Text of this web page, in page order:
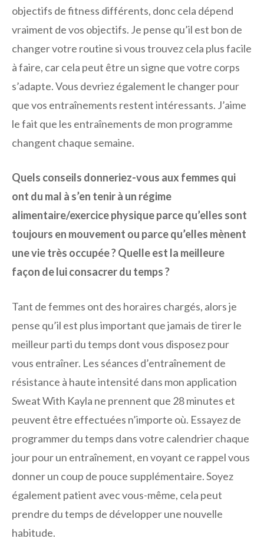
objectifs de fitness différents, donc cela dépend
vraiment de vos objectifs. Je pense qu’il est bon de
changer votre routine si vous trouvez cela plus facile
à faire, car cela peut être un signe que votre corps
s’adapte. Vous devriez également le changer pour
que vos entraînements restent intéressants. J’aime
le fait que les entraînements de mon programme
changent chaque semaine.
Quels conseils donneriez-vous aux femmes qui
ont du mal à s’en tenir à un régime
alimentaire/exercice physique parce qu’elles sont
toujours en mouvement ou parce qu’elles mènent
une vie très occupée ? Quelle est la meilleure
façon de lui consacrer du temps ?
Tant de femmes ont des horaires chargés, alors je
pense qu’il est plus important que jamais de tirer le
meilleur parti du temps dont vous disposez pour
vous entraîner. Les séances d’entraînement de
résistance à haute intensité dans mon application
Sweat With Kayla ne prennent que 28 minutes et
peuvent être effectuées n’importe où. Essayez de
programmer du temps dans votre calendrier chaque
jour pour un entraînement, en voyant ce rappel vous
donner un coup de pouce supplémentaire. Soyez
également patient avec vous-même, cela peut
prendre du temps de développer une nouvelle
habitude.